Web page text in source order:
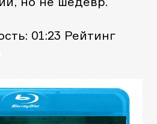
01:23 Рейтинг